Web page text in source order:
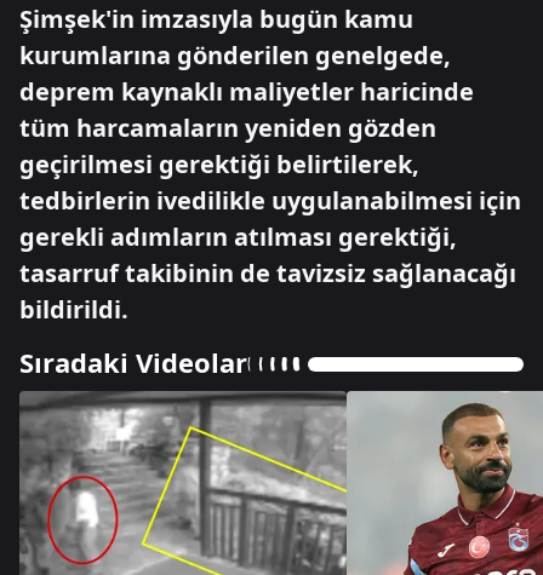
Şimşek'in imzasıyla bugün kamu
kurumlarına gönderilen genelgede,
deprem kaynaklı maliyetler haricinde
tüm harcamaların yeniden gözden
geçirilmesi gerektiği belirtilerek,
tedbirlerin ivedilikle uygulanabilmesi için
gerekli adımların atılması gerektiği,
tasarruf takibinin de tavizsiz sağlanacağı
bildirildi.
Sıradaki Videolar